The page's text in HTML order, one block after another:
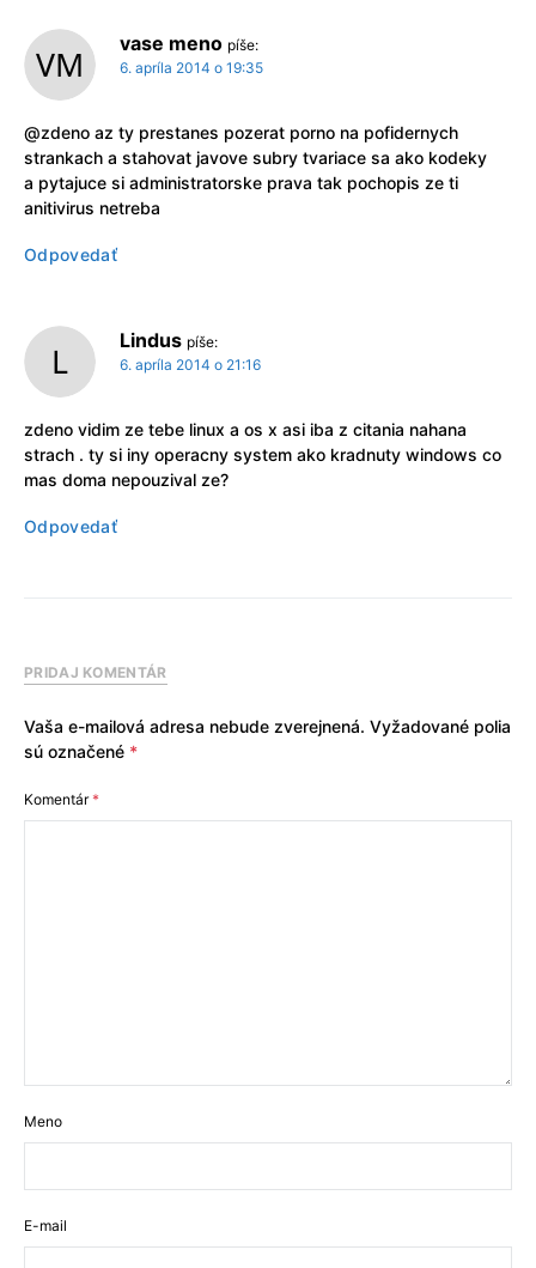
vase meno píše:
6. apríla 2014 o 19:35
@zdeno az ty prestanes pozerat porno na pofidernych
strankach a stahovat javove subry tvariace sa ako kodeky
a pytajuce si administratorske prava tak pochopis ze ti
anitivirus netreba
Odpovedať
Lindus píše:
6. apríla 2014 o 21:16
zdeno vidim ze tebe linux a os x asi iba z citania nahana
strach . ty si iny operacny system ako kradnuty windows co
mas doma nepouzival ze?
Odpovedať
PRIDAJ KOMENTÁR
Vaša e-mailová adresa nebude zverejnená. Vyžadované polia
sú označené *
Komentár*
Meno
E-mail